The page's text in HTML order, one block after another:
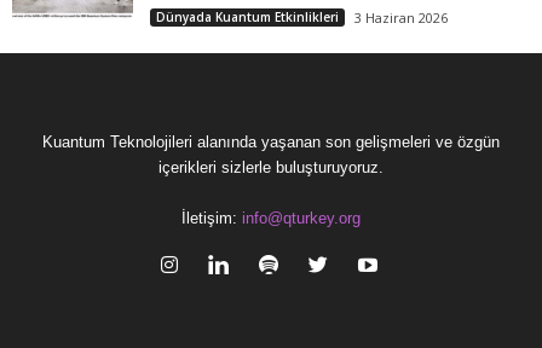
Dünyada Kuantum Etkinlikleri 3 Haziran 2026
Kuantum Teknolojileri alanında yaşanan son gelişmeleri ve özgün
içerikleri sizlerle buluşturuyoruz.
İletişim: info@qturkey.org